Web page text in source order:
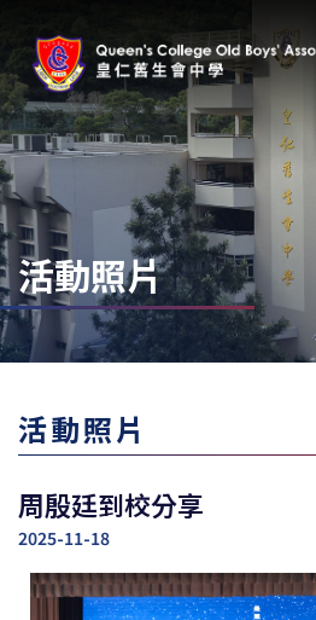
活動照片
活動照片
周殷廷到校分享
2025-11-18